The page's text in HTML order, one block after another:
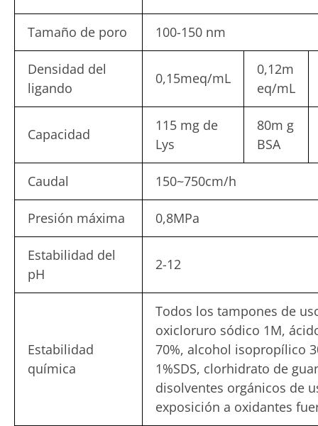
Tamaño de poro 100-150 nm
Densidad del
ligando
0,15meq/mL
0,12m
eq/mL
Capacidad
115 mg de
Lys
80m g
BSA
Caudal 150~750cm/h
Presión máxima 0,8MPa
Estabilidad del
pH
2-12
Estabilidad
química
Todos los tampones de
oxicloruro sódico 1M,
70%, alcohol isopropílico
1%SDS, clorhidrato de
disolventes orgánicos de
exposición a oxidantes